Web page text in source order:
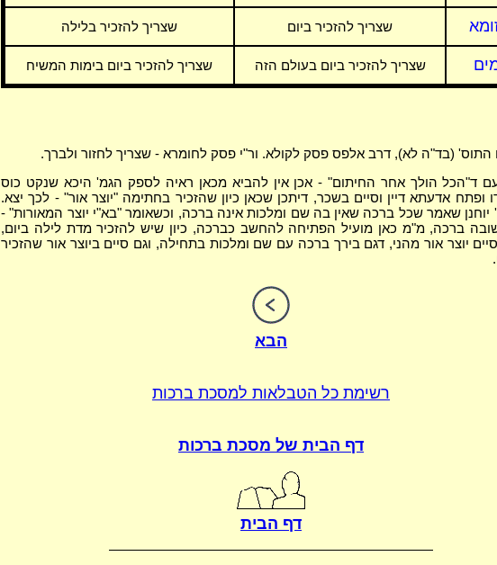
שצריך להזכיר ביום שצריך להזכיר בלילה
שצריך להזכיר ביום בעולם הזה שצריך להזכיר ביום בימות המשיח
התוס' (בד"ה לא), דרב אלפס פסק לקולא. ור"י פסק לחומרא - שצריך לחזור ולברך.
ד"הכל הולך אחר החיתום" - אכן אין להביא מכאן ראיה לספק הגמ' היכא שנקט כוס
ופתח אדעתא דיין וסיים בשכר, דיתכן שכאן כיון שהזכיר בחתימה "יוצר אור" - לכך יצא.
יוחנן שאמר שכל ברכה שאין בה שם ומלכות אינה ברכה, וכשאומר "בא"י יוצר המאורות" -
ברכה, מ"מ כאן מועיל הפתיחה להחשב כברכה, כיון שיש להזכיר מדת לילה ביום,
יוצר אור מהני, דגם בירך ברכה עם שם ומלכות בתחילה, וגם סיים ביוצר אור שהזכיר
הבא
רשימת כל הטבלאות למסכת ברכות
דף הבית של מסכת ברכות
דף הבית